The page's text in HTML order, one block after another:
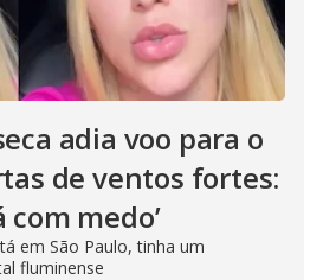
adia voo para o
de ventos fortes:
com medo’
em São Paulo, tinha um
fluminense